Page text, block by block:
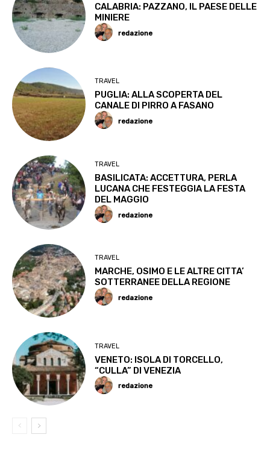
CALABRIA: PAZZANO, IL PAESE DELLE
MINIERE
redazione
TRAVEL
PUGLIA: ALLA SCOPERTA DEL
CANALE DI PIRRO A FASANO
redazione
TRAVEL
BASILICATA: ACCETTURA, PERLA
LUCANA CHE FESTEGGIA LA FESTA
DEL MAGGIO
redazione
TRAVEL
MARCHE, OSIMO E LE ALTRE CITTA’
SOTTERRANEE DELLA REGIONE
redazione
TRAVEL
VENETO: ISOLA DI TORCELLO,
“CULLA” DI VENEZIA
redazione